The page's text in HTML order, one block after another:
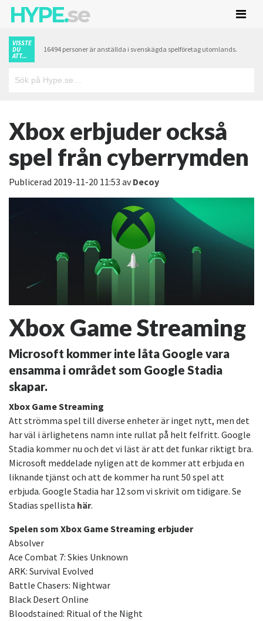
HYPE.se
VISSTE
DU
ATT...
16494 personer är anställda i svenskägda spelföretag utomlands.
Xbox erbjuder också
spel från cyberrymden
Publicerad 2019-11-20 11:53 avDecoy
Xbox Game Streaming
Microsoft kommer inte låta Google vara
ensamma i området som Google Stadia
skapar.
Xbox Game Streaming
Att strömma spel till diverse enheter är inget nytt, men det
har väl i ärlighetens namn inte rullat på helt felfritt. Google
Stadia kommer nu och det vi läst är att det funkar riktigt bra.
Microsoft meddelade nyligen att de kommer att erbjuda en
liknande tjänst och att de kommer ha runt 50 spel att
erbjuda. Google Stadia har 12 som vi skrivit om tidigare. Se
Stadias spellista här.
Spelen som Xbox Game Streaming erbjuder
Absolver
Ace Combat 7: Skies Unknown
ARK: Survival Evolved
Battle Chasers: Nightwar
Black Desert Online
Bloodstained: Ritual of the Night